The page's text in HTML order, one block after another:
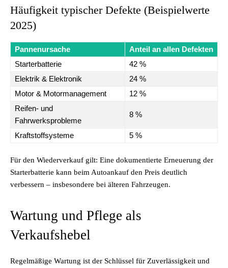
Häufigkeit typischer Defekte (Beispielwerte
2025)
Pannenursache
Anteil an allen Defekten
Starterbatterie
42 %
Elektrik & Elektronik
24 %
Motor & Motormanagement
12 %
Reifen- und
Fahrwerksprobleme
8 %
Kraftstoffsysteme 5 %
Für den Wiederverkauf gilt: Eine dokumentierte Erneuerung der
Starterbatterie kann beim Autoankauf den Preis deutlich
verbessern – insbesondere bei älteren Fahrzeugen.
Wartung und Pflege als
Verkaufshebel
Regelmäßige Wartung ist der Schlüssel für Zuverlässigkeit und